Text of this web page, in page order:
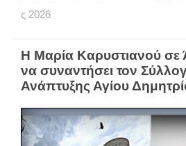
ς 2026
Η Μαρία Καρυστιανού σε
να συναντήσει τον
Ανάπτυξης Αγίου